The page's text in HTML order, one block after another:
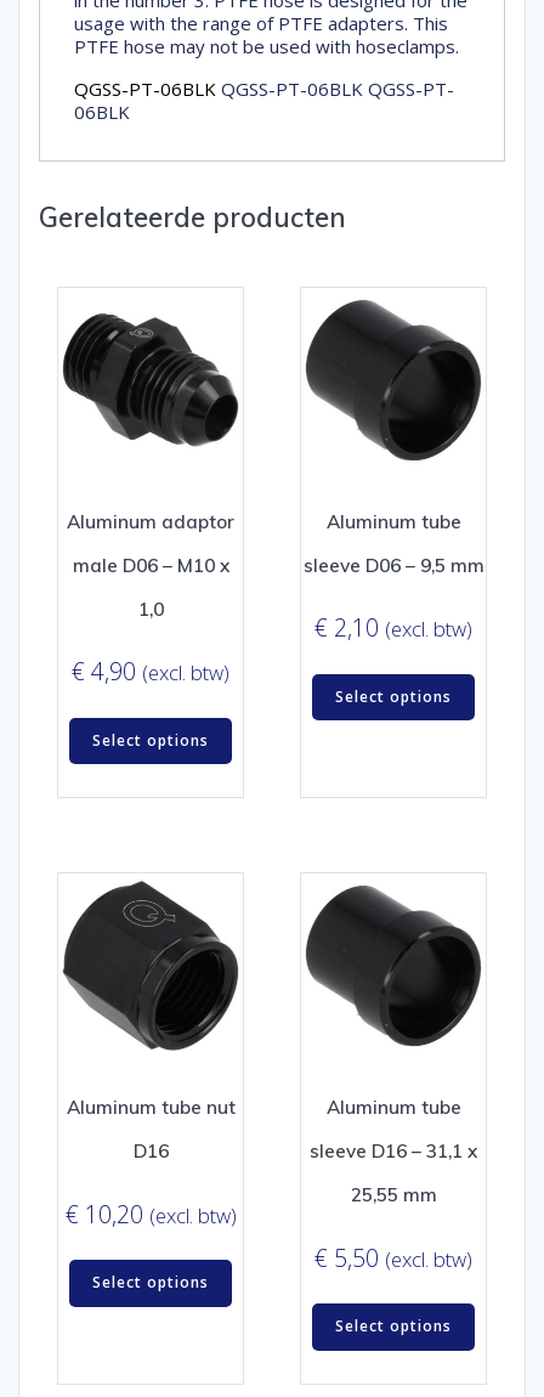
usage with the range of PTFE adapters. This
PTFE hose may not be used with hoseclamps.
QGSS-PT-06BLK QGSS-PT-06BLK QGSS-PT-
06BLK
Gerelateerde producten
Aluminum adaptor
male D06 – M10 x
1,0
€ 4,90 (excl. btw)
Select options
Aluminum tube
sleeve D06 – 9,5 mm
€ 2,10 (excl. btw)
Select options
Aluminum tube nut
D16
€ 10,20 (excl. btw)
Select options
Aluminum tube
sleeve D16 – 31,1 x
25,55 mm
€ 5,50 (excl. btw)
Select options